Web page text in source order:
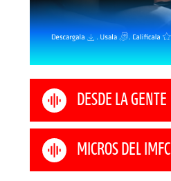
DESDE LA GENTE
MICROS DEL IMFC